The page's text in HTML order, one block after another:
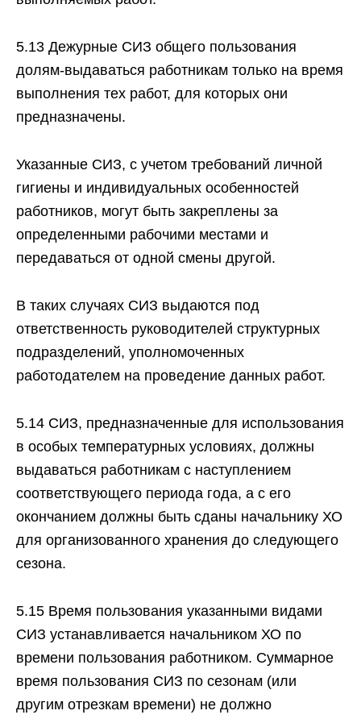
5.13 Дежурные СИЗ общего пользования
долям-выдаваться работникам только на время
выполнения тех работ, для которых они
предназначены.
Указанные СИЗ, с учетом требований личной
гигиены и индивидуальных особенностей
работников, могут быть закреплены за
определенными рабочими местами и
передаваться от одной смены другой.
В таких случаях СИЗ выдаются под
ответственность руководителей структурных
подразделений, уполномоченных
работодателем на проведение данных работ.
5.14 СИЗ, предназначенные для использования
в особых температурных условиях, должны
выдаваться работникам с наступлением
соответствующего периода года, а с его
окончанием должны быть сданы начальнику ХО
для организованного хранения до следующего
сезона.
5.15 Время пользования указанными видами
СИЗ устанавливается начальником ХО по
времени пользования работником. Суммарное
время пользования СИЗ по сезонам (или
другим отрезкам времени) не должно